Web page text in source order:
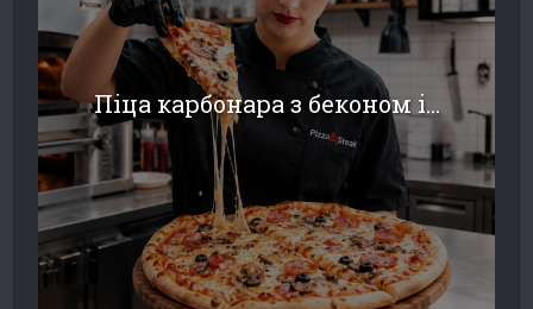
Піца карбонара з беконом і...